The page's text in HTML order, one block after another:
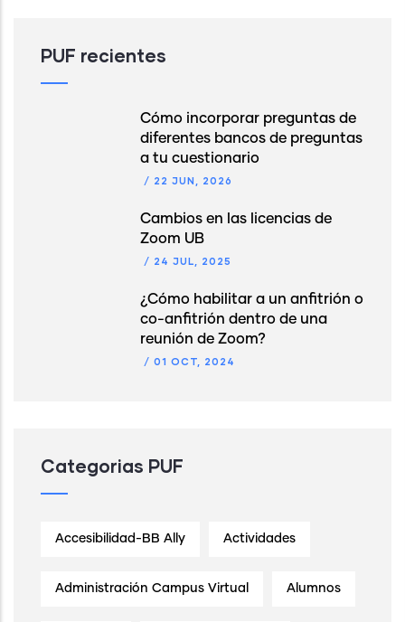
PUF recientes
Cómo incorporar preguntas de
diferentes bancos de preguntas
a tu cuestionario
/ 22 JUN, 2026
Cambios en las licencias de
Zoom UB
/ 24 JUL, 2025
¿Cómo habilitar a un anfitrión o
co-anfitrión dentro de una
reunión de Zoom?
/ 01 OCT, 2024
Categorias PUF
Accesibilidad-BB Ally Actividades
Administración Campus Virtual Alumnos